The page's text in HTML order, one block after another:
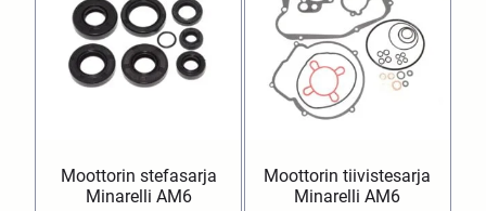
Moottorin stefasarja
Minarelli AM6
Moottorin tiivistesarja
Minarelli AM6